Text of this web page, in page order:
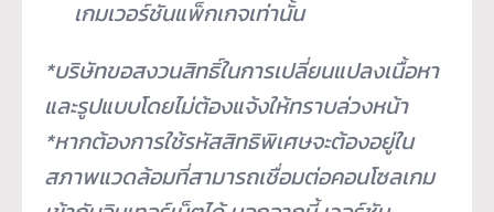
เกมเวอร์ชันแพ็กเกจเท่านั้น
*บริษัทขอสงวนสิทธิ์ในการเปลี่ยนแปลงเนื้อหา
และรูปแบบโดยไม่ต้องแจ้งให้ทราบล่วงหน้า
*หากต้องการใช้รหัสสิทธิพิเศษจะต้องอยู่ใน
สภาพแวดล้อมที่สามารถเชื่อมต่อคอนโซลเกม